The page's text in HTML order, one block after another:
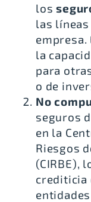
los
las
la
para
o de
No
seguros
en la
Riesgos
(CIRBE),
crediticia